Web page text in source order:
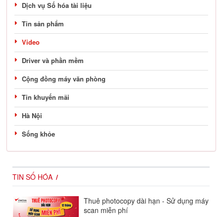
Dịch vụ Số hóa tài liệu
Tin sản phẩm
Video
Driver và phần mềm
Cộng đồng máy văn phòng
Tin khuyến mãi
Hà Nội
Sống khỏe
TIN SỐ HÓA
Thuê photocopy dài hạn - Sử dụng máy
scan miễn phí